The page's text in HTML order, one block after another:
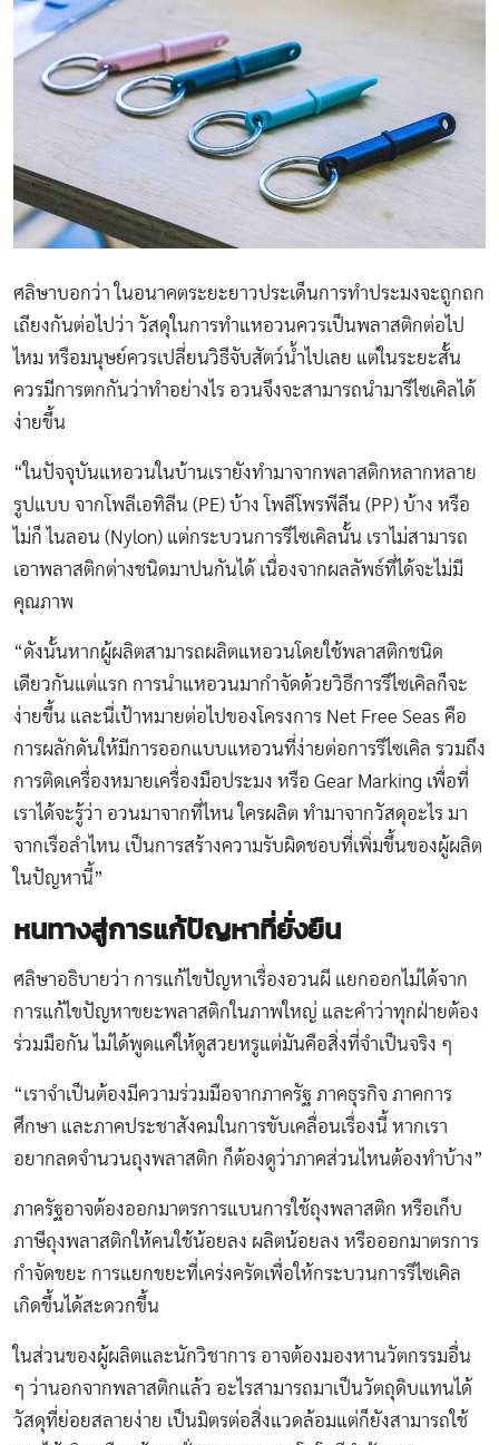
ศลิษาบอกว่า ในอนาคตระยะยาวประเด็นการทำประมงจะถูกถก
เถียงกันต่อไปว่า วัสดุในการทำแหอวนควรเป็นพลาสติกต่อไป
ไหม หรือมนุษย์ควรเปลี่ยนวิธีจับสัตว์น้ำไปเลย แต่ในระยะสั้น
ควรมีการตกกันว่าทำอย่างไร อวนจึงจะสามารถนำมารีไซเคิลได้
ง่ายขึ้น
“ในปัจจุบันแหอวนในบ้านเรายังทำมาจากพลาสติกหลากหลาย
รูปแบบ จากโพลีเอทิลีน (PE) บ้าง โพลีโพรพีลีน (PP) บ้าง หรือ
ไม่ก็ ไนลอน (Nylon) แต่กระบวนการรีไซเคิลนั้น เราไม่สามารถ
เอาพลาสติกต่างชนิดมาปนกันได้ เนื่องจากผลลัพธ์ที่ได้จะไม่มี
คุณภาพ
“ดังนั้นหากผู้ผลิตสามารถผลิตแหอวนโดยใช้พลาสติกชนิด
เดียวกันแต่แรก การนำแหอวนมากำจัดด้วยวิธีการรีไซเคิลก็จะ
ง่ายขึ้น และนี่เป้าหมายต่อไปของโครงการ Net Free Seas คือ
การผลักดันให้มีการออกแบบแหอวนที่ง่ายต่อการรีไซเคิล รวมถึง
การติดเครื่องหมายเครื่องมือประมง หรือ Gear Marking เพื่อที่
เราได้จะรู้ว่า อวนมาจากที่ไหน ใครผลิต ทำมาจากวัสดุอะไร มา
จากเรือลำไหน เป็นการสร้างความรับผิดชอบที่เพิ่มขึ้นของผู้ผลิต
ในปัญหานี้”
หนทางสู่การแก้ปัญหาที่ยั่งยืน
ศลิษาอธิบายว่า การแก้ไขปัญหาเรื่องอวนผี แยกออกไม่ได้จาก
การแก้ไขปัญหาขยะพลาสติกในภาพใหญ่ และคำว่าทุกฝ่ายต้อง
ร่วมมือกัน ไม่ได้พูดแค่ให้ดูสวยหรูแต่มันคือสิ่งที่จำเป็นจริง ๆ
“เราจำเป็นต้องมีความร่วมมือจากภาครัฐ ภาคธุรกิจ ภาคการ
ศึกษา และภาคประชาสังคมในการขับเคลื่อนเรื่องนี้ หากเรา
อยากลดจำนวนถุงพลาสติก ก็ต้องดูว่าภาคส่วนไหนต้องทำบ้าง”
ภาครัฐอาจต้องออกมาตรการแบนการใช้ถุงพลาสติก หรือเก็บ
ภาษีถุงพลาสติกให้คนใช้น้อยลง ผลิตน้อยลง หรือออกมาตรการ
กำจัดขยะ การแยกขยะที่เคร่งครัดเพื่อให้กระบวนการรีไซเคิล
เกิดขึ้นได้สะดวกขึ้น
ในส่วนของผู้ผลิตและนักวิชาการ อาจต้องมองหานวัตกรรมอื่น
ๆ ว่านอกจากพลาสติกแล้ว อะไรสามารถมาเป็นวัตถุดิบแทนได้
วัสดุที่ย่อยสลายง่าย เป็นมิตรต่อสิ่งแวดล้อมแต่ก็ยังสามารถใช้